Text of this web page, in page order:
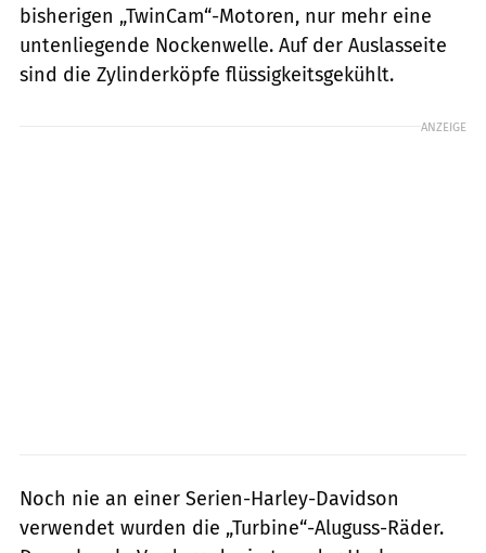
bisherigen „TwinCam“-Motoren, nur mehr eine
untenliegende Nockenwelle. Auf der Auslasseite
sind die Zylinderköpfe flüssigkeitsgekühlt.
ANZEIGE
Noch nie an einer Serien-Harley-Davidson
verwendet wurden die „Turbine“-Aluguss-Räder.